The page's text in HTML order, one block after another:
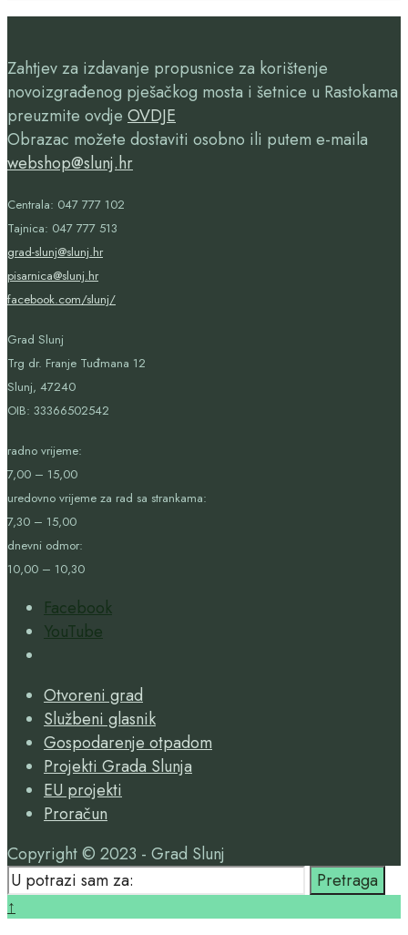
Zahtjev za izdavanje propusnice za korištenje
novoizgrađenog pješačkog mosta i šetnice u Rastokama
preuzmite ovdje OVDJE
Obrazac možete dostaviti osobno ili putem e-maila
webshop@slunj.hr
Centrala: 047 777 102
Tajnica: 047 777 513
grad-slunj@slunj.hr
pisarnica@slunj.hr
facebook.com/slunj/
Grad Slunj
Trg dr. Franje Tuđmana 12
Slunj, 47240
OIB: 33366502542
radno vrijeme:
7,00 – 15,00
uredovno vrijeme za rad sa strankama:
7,30 – 15,00
dnevni odmor:
10,00 – 10,30
Facebook
YouTube
Window
Otvoreni grad
Službeni glasnik
Gospodarenje otpadom
Projekti Grada Slunja
EU projekti
Proračun
Copyright © 2023 - Grad Slunj
Search
for:
Pretraga
Close
↑